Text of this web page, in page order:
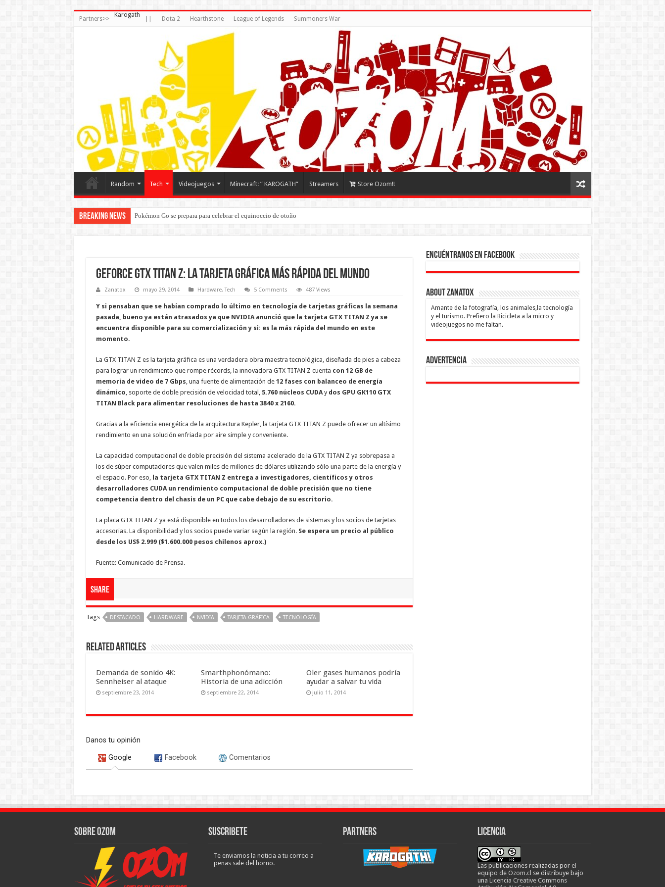
Partners>>
Karogath
Dota 2 Hearthstone League of Legends Summoners War
Random Tech Videojuegos Minecraft: ” KAROGATH” Streamers Store Ozom!!
Breaking News Pokémon Go se prepara para celebrar el equinoccio de otoño
GeForce GTX TITAN Z: La tarjeta gráfica más rápida del mundo
Zanatox mayo 29, 2014 Hardware,Tech 5 Comments 487 Views
Y si pensaban que se habían comprado lo último en tecnología de tarjetas gráficas la semana
pasada, bueno ya están atrasados ya que NVIDIA anunció que la tarjeta GTX TITAN Z ya se
encuentra disponible para su comercialización y si: es la más rápida del mundo en este
momento.
La GTX TITAN Z es la tarjeta gráfica es una verdadera obra maestra tecnológica, diseñada de pies a cabeza
para lograr un rendimiento que rompe récords, la innovadora GTX TITAN Z cuenta con 12 GB de
memoria de video de 7 Gbps, una fuente de alimentación de 12 fases con balanceo de energía
dinámico, soporte de doble precisión de velocidad total, 5.760 núcleos CUDAy dos GPU GK110 GTX
TITAN Black para alimentar resoluciones de hasta 3840 x 2160.
Gracias a la eficiencia energética de la arquitectura Kepler, la tarjeta GTX TITAN Z puede ofrecer un altísimo
rendimiento en una solución enfriada por aire simple y conveniente.
La capacidad computacional de doble precisión del sistema acelerado de la GTX TITAN Z ya sobrepasa a
los de súper computadores que valen miles de millones de dólares utilizando sólo una parte de la energía y
el espacio. Por eso, la tarjeta GTX TITAN Z entrega a investigadores, científicos y otros
desarrolladores CUDA un rendimiento computacional de doble precisión que no tiene
competencia dentro del chasis de un PC que cabe debajo de su escritorio.
La placa GTX TITAN Z ya está disponible en todos los desarrolladores de sistemas y los socios de tarjetas
accesorias. La disponibilidad y los socios puede variar según la región. Se espera un precio al público
desde los US$ 2.999 ($1.600.000 pesos chilenos aprox.)
Fuente: Comunicado de Prensa.
Share
Tags DESTACADO HARDWARE NVIDIA TARJETA GRÁFICA TECNOLOGÍA
Related Articles
Demanda de sonido 4K:
Sennheiser al ataque
septiembre 23, 2014
Smarthphonómano:
Historia de una adicción
septiembre 22, 2014
Oler gases humanos podría
ayudar a salvar tu vida
julio 11, 2014
Danos tu opinión
Google Facebook Comentarios
Encuéntranos en Facebook
About Zanatox
Amante de la fotografía, los animales,la tecnología
y el turismo. Prefiero la Bicicleta a la micro y
videojuegos no me faltan.
Advertencia
Sobre Ozom Suscribete
Te enviamos la noticia a tu correo a
penas sale del horno.
Partners Licencia
Las publicaciones realizadaspor el
equipo de Ozom.cl se distribuye bajo
una Licencia Creative Commons